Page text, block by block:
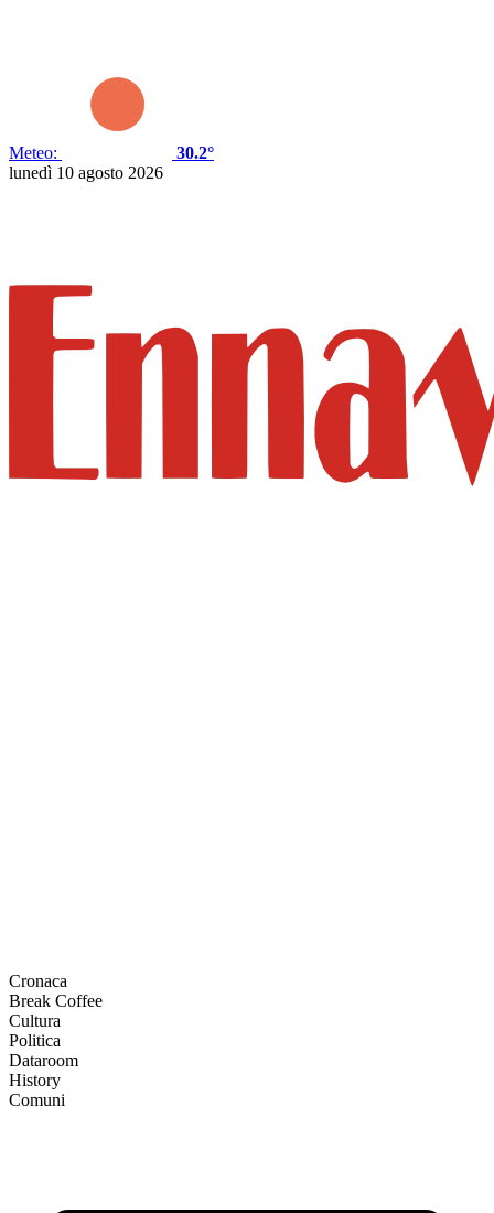
Meteo:
30.2°
lunedì 10 agosto 2026
Cronaca
Break Coffee
Cultura
Politica
Dataroom
History
Comuni